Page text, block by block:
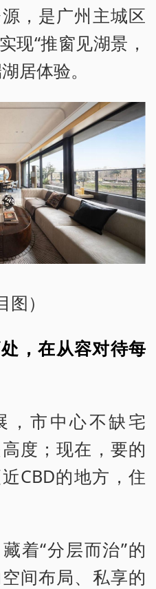
，是广州主城区
现“推窗见湖景，
居体验。
图）
，在从容对待每
，市中心不缺宅
度；现在，要的
CBD的地方，住
着“分层而治”的
间布局、私享的